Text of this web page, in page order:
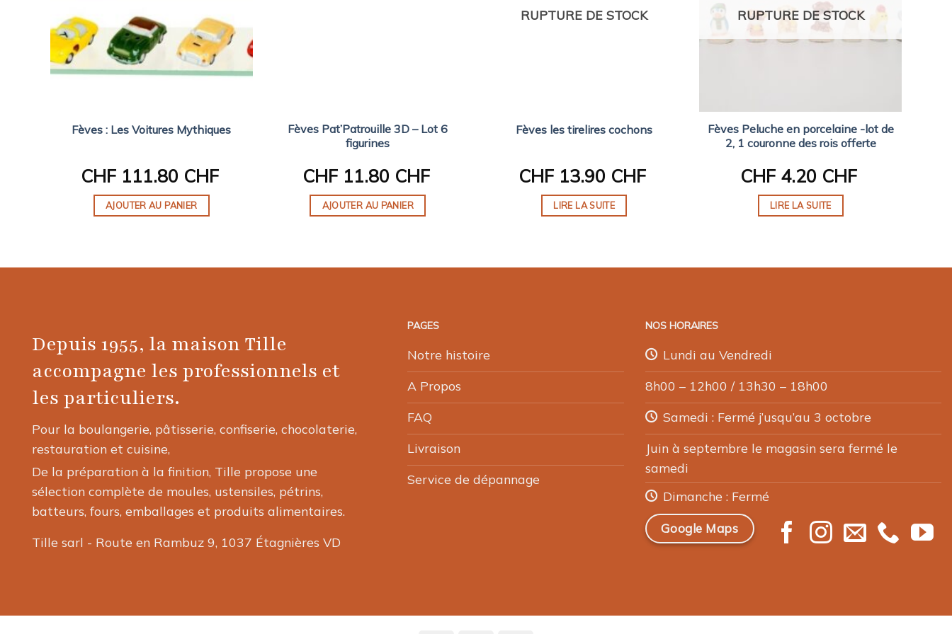
Fèves : Les Voitures Mythiques
CHF111.80 CHF
AJOUTER AU PANIER
Fèves Pat’Patrouille 3D – Lot 6
figurines
CHF11.80 CHF
AJOUTER AU PANIER
RUPTURE DE STOCK
Fèves les tirelires cochons
CHF 13.90 CHF
LIRE LA SUITE
RUPTURE DE STOCK
Fèves Peluche en porcelaine -lot de
2, 1 couronne des rois offerte
CHF 4.20 CHF
LIRE LA SUITE
Depuis 1955, la maison Tille
accompagne les professionnels et
les particuliers.
Pour la boulangerie, pâtisserie, confiserie, chocolaterie,
restauration et cuisine,
De la préparation à la finition, Tille propose une
sélection complète de moules, ustensiles, pétrins,
batteurs, fours, emballages et produits alimentaires.
Tille sarl - Route en Rambuz 9, 1037 Étagnières VD
PAGES
Notre histoire
A Propos
FAQ
Livraison
Service de dépannage
NOS HORAIRES
Lundi au Vendredi
8h00 – 12h00 / 13h30 – 18h00
Samedi : Fermé j’usqu’au 3 octobre
Juin à septembre le magasin sera fermé le
samedi
Dimanche : Fermé
Google Maps